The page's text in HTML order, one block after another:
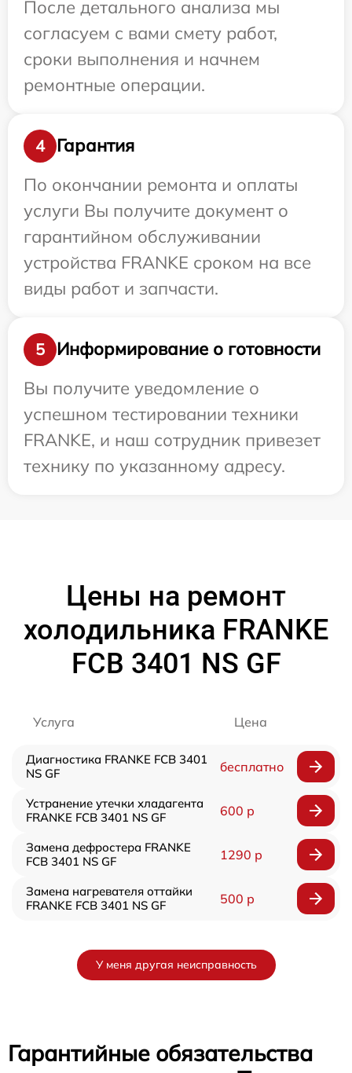
После детального анализа мы
согласуем с вами смету работ,
сроки выполнения и начнем
ремонтные операции.
4
Гарантия
По окончании ремонта и оплаты
услуги Вы получите документ о
гарантийном обслуживании
устройства FRANKE сроком на все
виды работ и запчасти.
5
Информирование о готовности
Вы получите уведомление о
успешном тестировании техники
FRANKE, и наш сотрудник привезет
технику по указанному адресу.
Цены на ремонт
холодильника FRANKE
FCB 3401 NS GF
Услуга Цена
Диагностика FRANKE FCB 3401
NS GF
бесплатно
Устранение утечки хладагента
FRANKE FCB 3401 NS GF
600 р
Замена дефростера FRANKE
FCB 3401 NS GF
1290 р
Замена нагревателя оттайки
FRANKE FCB 3401 NS GF
500 р
У меня другая неисправность
Гарантийные обязательства